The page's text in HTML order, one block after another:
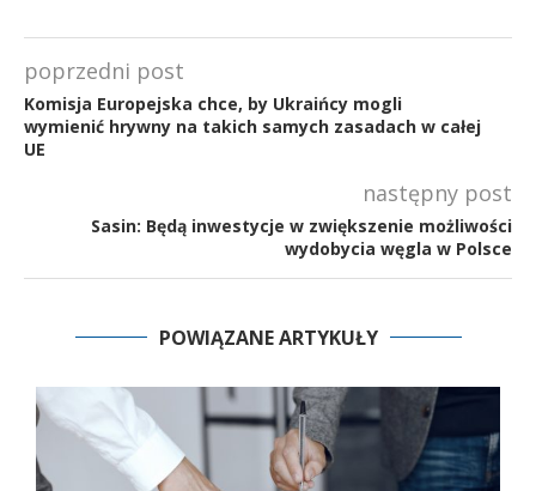
poprzedni post
Komisja Europejska chce, by Ukraińcy mogli
wymienić hrywny na takich samych zasadach w całej
UE
następny post
Sasin: Będą inwestycje w zwiększenie możliwości
wydobycia węgla w Polsce
POWIĄZANE ARTYKUŁY